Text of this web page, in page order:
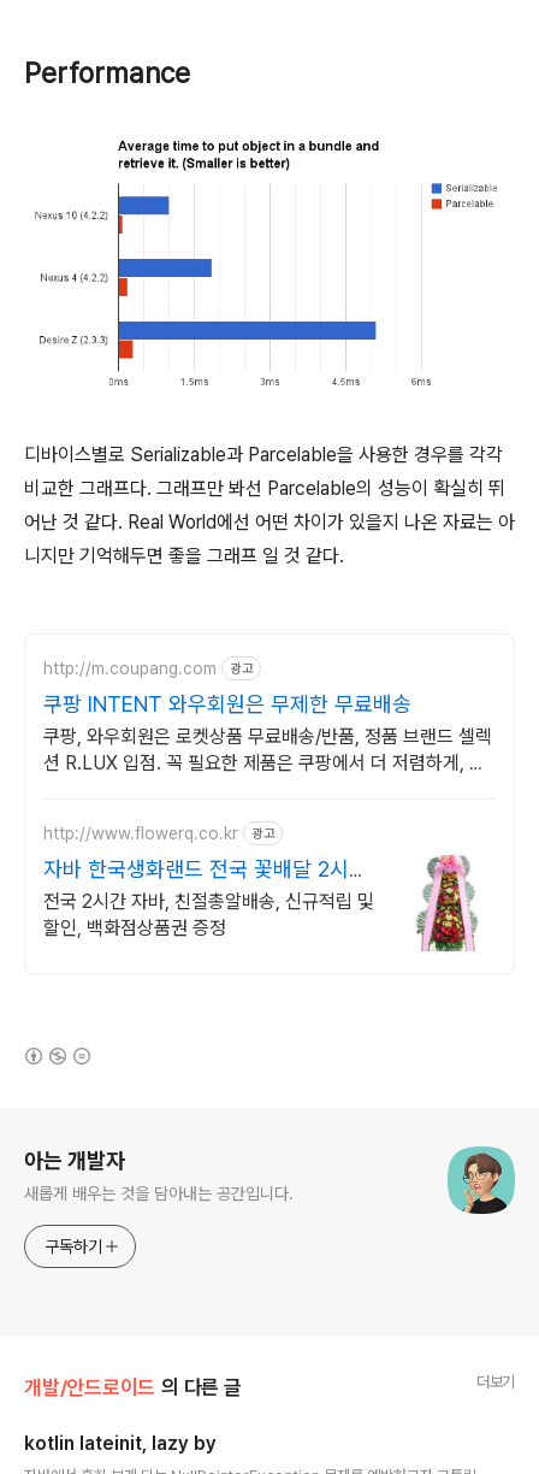
Performance
디바이스별로 Serializable과 Parcelable을 사용한 경우를 각각
비교한 그래프다. 그래프만 봐선 Parcelable의 성능이 확실히 뛰
어난 것 같다. Real World에선 어떤 차이가 있을지 나온 자료는 아
니지만 기억해두면 좋을 그래프 일 것 같다.
http://m.coupang.com 광고
쿠팡 INTENT 와우회원은 무제한 무료배송
쿠팡, 와우회원은 로켓상품 무료배송/반품, 정품 브랜드 셀렉
션 R.LUX 입점. 꼭 필요한 제품은 쿠팡에서 더 저렴하게, 로
http://www.flowerq.co.kr 광고
자바 한국생화랜드 전국 꽃배달 2시간
배송
전국 2시간 자바, 친절총알배송, 신규적립 및
할인, 백화점상품권 증정
아는 개발자
새롭게 배우는 것을 담아내는 공간입니다.
구독하기
개발/안드로이드 의 다른 글 더보기
kotlin lateinit, lazy by